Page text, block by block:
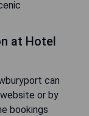
at Hotel
can
or by
bookings